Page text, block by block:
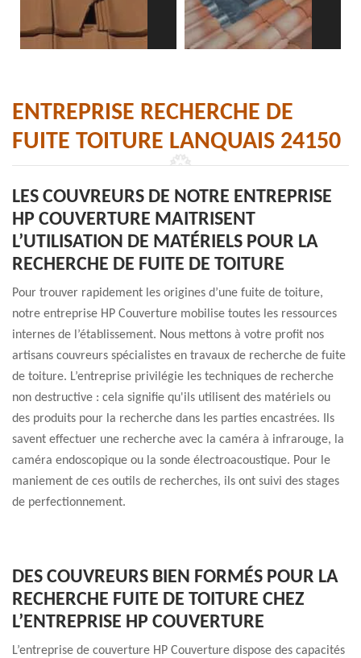
ENTREPRISE RECHERCHE DE
FUITE TOITURE LANQUAIS 24150
LES COUVREURS DE NOTRE ENTREPRISE
HP COUVERTURE MAITRISENT
L’UTILISATION DE MATÉRIELS POUR LA
RECHERCHE DE FUITE DE TOITURE
Pour trouver rapidement les origines d’une fuite de toiture,
notre entreprise HP Couverture mobilise toutes les ressources
internes de l’établissement. Nous mettons à votre profit nos
artisans couvreurs spécialistes en travaux de recherche de fuite
de toiture. L’entreprise privilégie les techniques de recherche
non destructive : cela signifie qu'ils utilisent des matériels ou
des produits pour la recherche dans les parties encastrées. Ils
savent effectuer une recherche avec la caméra à infrarouge, la
caméra endoscopique ou la sonde électroacoustique. Pour le
maniement de ces outils de recherches, ils ont suivi des stages
de perfectionnement.
DES COUVREURS BIEN FORMÉS POUR LA
RECHERCHE FUITE DE TOITURE CHEZ
L’ENTREPRISE HP COUVERTURE
L’entreprise de couverture HP Couverture dispose des capacités